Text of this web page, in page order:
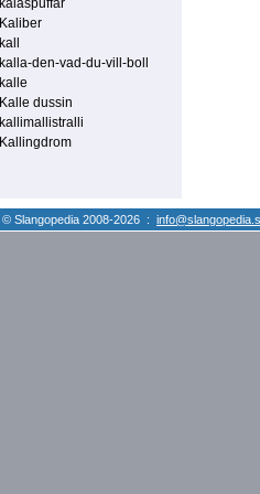
kalaspuffar
Kaliber
kall
kalla-den-vad-du-vill-boll
kalle
Kalle dussin
kallimallistralli
Kallingdrom
© Slangopedia 2008-2026 :